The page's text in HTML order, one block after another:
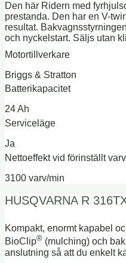
Den här Ridern med
prestanda. Den har en V-
resultat.
och nyckelstart. Säljs utan
Motortillverkare
Briggs & Stratton
Batterikapacitet
24 Ah
Serviceläge
Ja
Nettoeffekt vid förinställt
3100 varv/min
HUSQVARNA R
Kompakt, enormt kapabel
BioClip® (mulching) och
anslutning så att du enkelt